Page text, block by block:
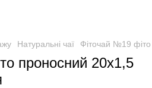
Натуральні чаї Фіточай №19 фіто
проносний 20х1,5